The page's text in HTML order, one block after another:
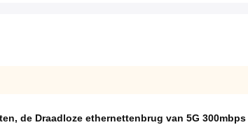
, de Draadloze ethernettenbrug van 5G 300mbps